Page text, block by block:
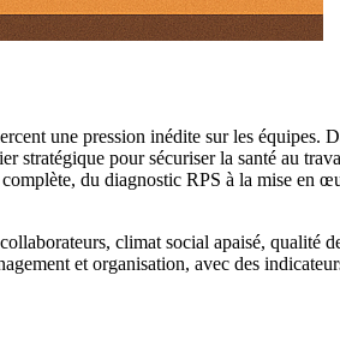
une pression inédite sur les équipes.
stratégique pour sécuriser la santé au
du diagnostic RPS à la mise en
climat social apaisé, qualité
et organisation, avec des